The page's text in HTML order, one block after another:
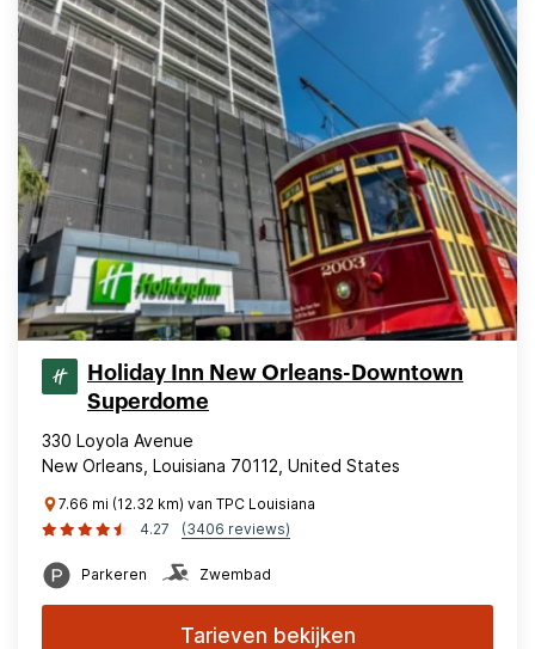
Holiday Inn New Orleans-Downtown
Superdome
330 Loyola Avenue
New Orleans, Louisiana 70112, United States
7.66 mi (12.32 km) van TPC Louisiana
4.27
(3406 reviews)
Parkeren Zwembad
Tarieven bekijken